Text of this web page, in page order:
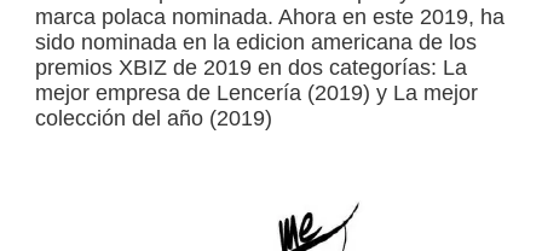
marca polaca nominada. Ahora en este 2019, ha
sido nominada en la edicion americana de los
premios XBIZ de 2019 en dos categorías: La
mejor empresa de Lencería (2019) y La mejor
colección del año (2019)